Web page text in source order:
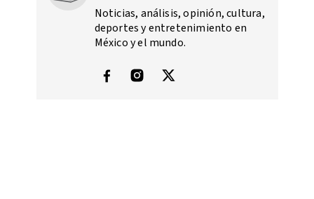
Noticias, análisis, opinión, cultura,
deportes y entretenimiento en
México y el mundo.